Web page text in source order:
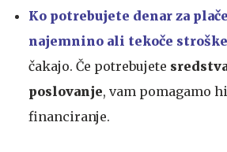
Ko potrebujete denar za
najemnino ali tekoče
čakajo. Če potrebujete
poslovanje, vam pomagamo
financiranje.